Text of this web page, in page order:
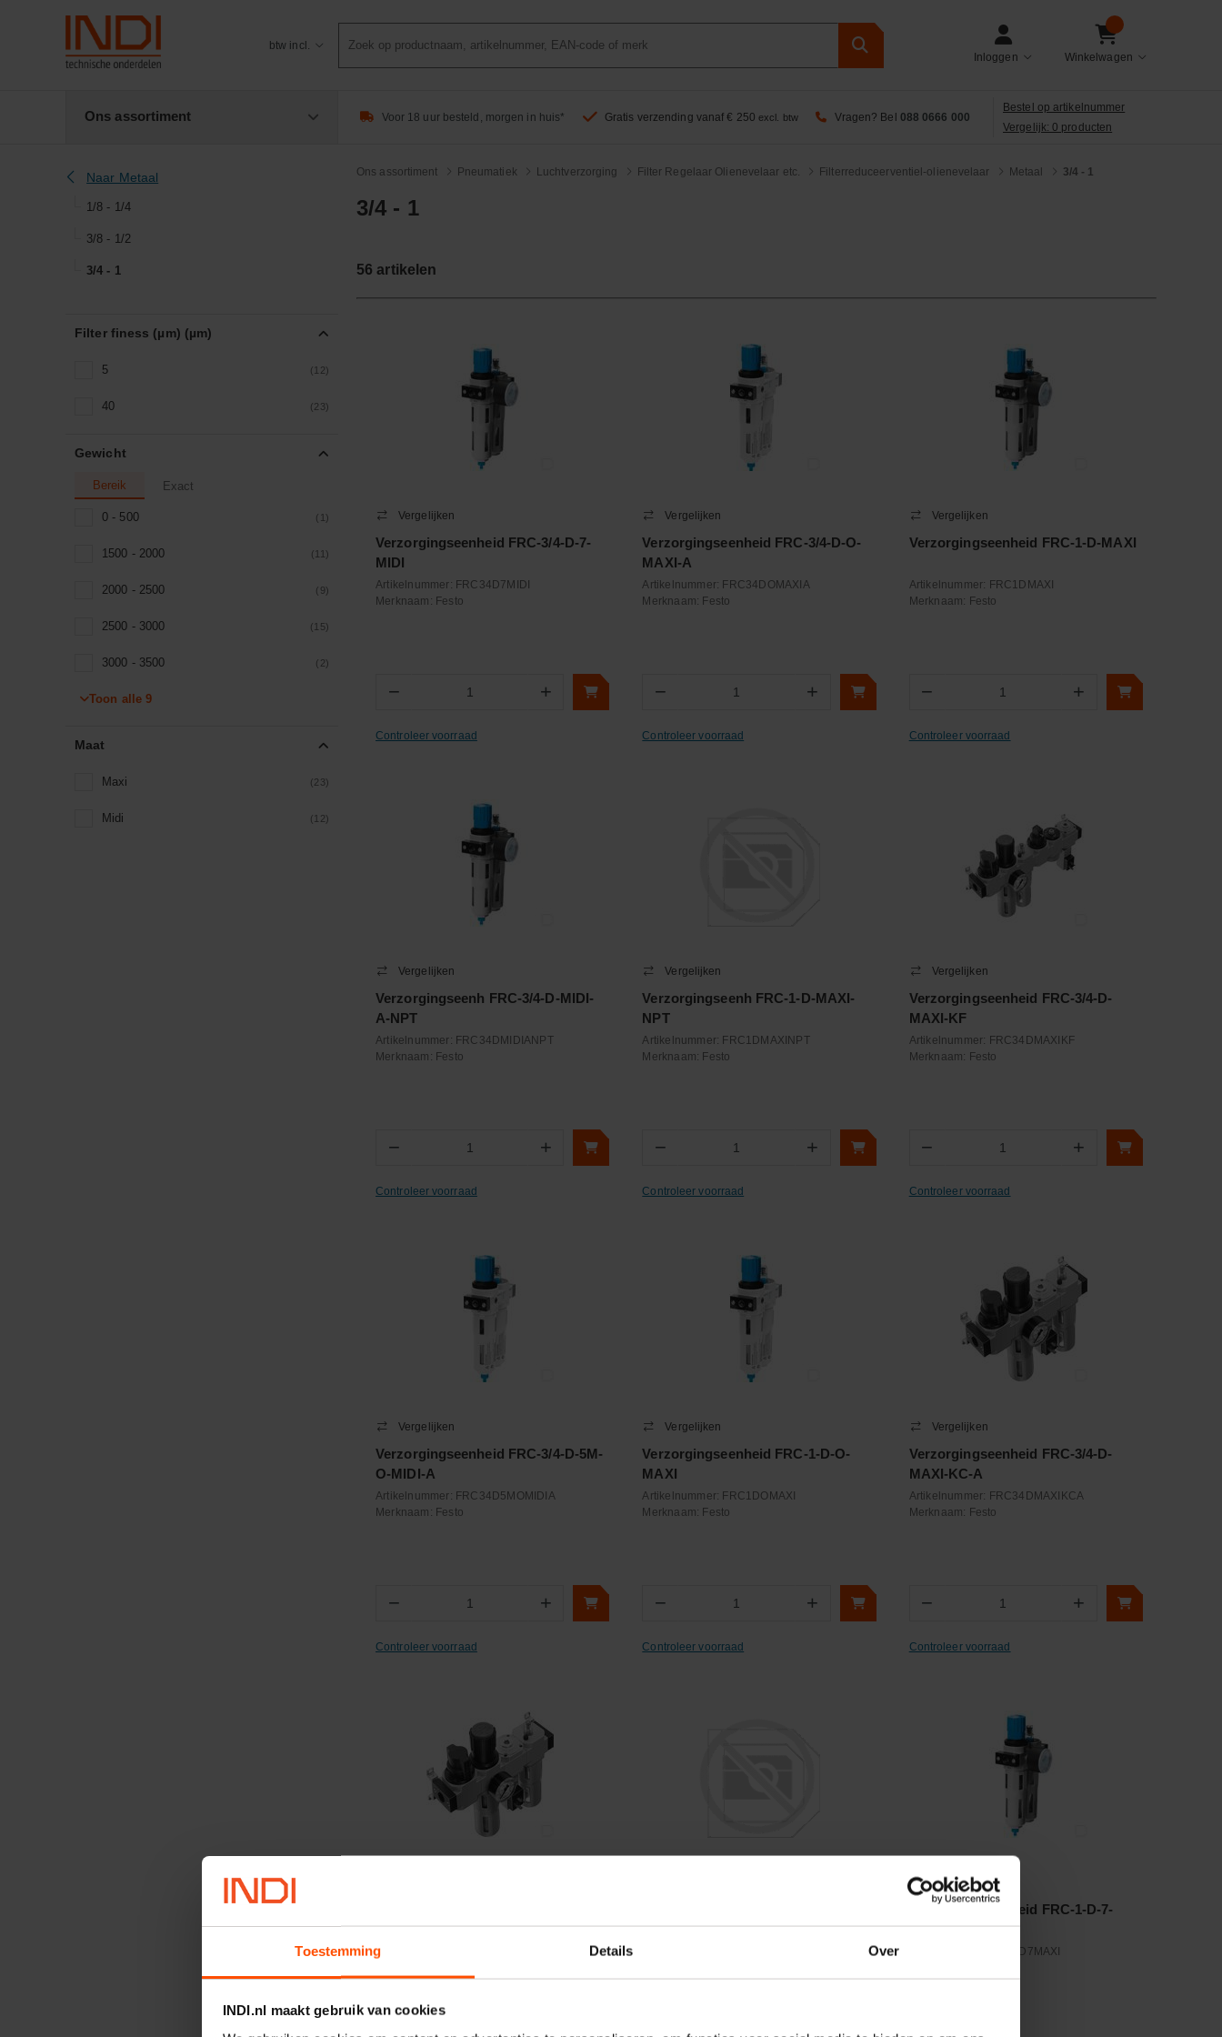
Toestemming Details Over
INDI.nl maakt gebruik van cookies
btw incl.
zoeken
Inloggen Winkelwagen
Ons assortiment Voor 18 uur besteld, morgen in huis* Gratis verzending vanaf € 250 excl. btw Vragen? Bel 088 0666 000
Bestel op artikelnummer
Vergelijk: 0 producten
Naar Metaal
1/8 - 1/4
3/8 - 1/2
3/4 - 1
Filter finess (µm) (µm)
5 (12)
40 (23)
Gewicht
Bereik Exact
0 - 500 (1)
1500 - 2000 (11)
2000 - 2500 (9)
2500 - 3000 (15)
3000 - 3500 (2)
3500 - 4000
Toon alle9
Maat
Maxi (23)
Midi (12)
Ons assortiment Pneumatiek Luchtverzorging Filter Regelaar Olienevelaar etc. Filterreduceerventiel-olienevelaar Metaal 3/4 - 1
3/4 - 1
56 artikelen
Vergelijken
Verzorgingseenheid FRC-3/4-D-7-
MIDI
Artikelnummer: FRC34D7MIDI
Merknaam: Festo
− +
Controleer voorraad
Vergelijken
Verzorgingseenheid FRC-3/4-D-O-
MAXI-A
Artikelnummer: FRC34DOMAXIA
Merknaam: Festo
− +
Controleer voorraad
Vergelijken
Verzorgingseenheid FRC-1-D-MAXI
Artikelnummer: FRC1DMAXI
Merknaam: Festo
− +
Controleer voorraad
Vergelijken
Verzorgingseenh FRC-3/4-D-MIDI-
A-NPT
Artikelnummer: FRC34DMIDIANPT
Merknaam: Festo
− +
Controleer voorraad
Vergelijken
Verzorgingseenh FRC-1-D-MAXI-
NPT
Artikelnummer: FRC1DMAXINPT
Merknaam: Festo
− +
Controleer voorraad
Vergelijken
Verzorgingseenheid FRC-3/4-D-
MAXI-KF
Artikelnummer: FRC34DMAXIKF
Merknaam: Festo
− +
Controleer voorraad
Vergelijken
Verzorgingseenheid FRC-3/4-D-5M-
O-MIDI-A
Artikelnummer: FRC34D5MOMIDIA
Merknaam: Festo
− +
Controleer voorraad
Vergelijken
Verzorgingseenheid FRC-1-D-O-
MAXI
Artikelnummer: FRC1DOMAXI
Merknaam: Festo
− +
Controleer voorraad
Vergelijken
Verzorgingseenheid FRC-3/4-D-
MAXI-KC-A
Artikelnummer: FRC34DMAXIKCA
Merknaam: Festo
− +
Controleer voorraad
MAXI-KC
Artikelnummer:
NPT
Vergelijken
Verzorgingseenheid FRC-1-D-7-
MAXI
FRC1D7MAXI